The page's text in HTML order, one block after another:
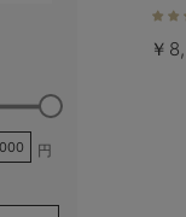
円
￥